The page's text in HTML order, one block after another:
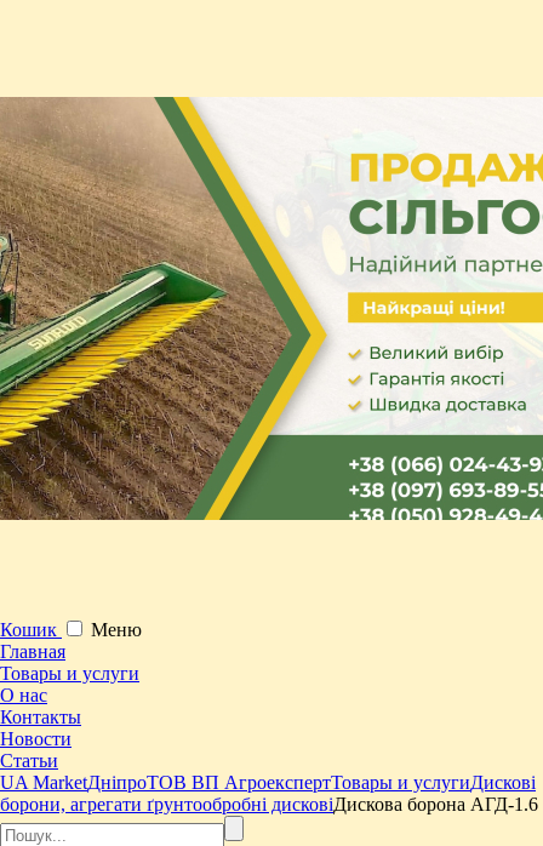
Кошик
Меню
Главная
Товары и услуги
О нас
Контакты
Новости
Статьи
UA MarketДніпроТОВ ВП АгроекспертТовары и услугиДискові
борони, агрегати ґрунтообробні дисковіДискова борона АГД-1.6